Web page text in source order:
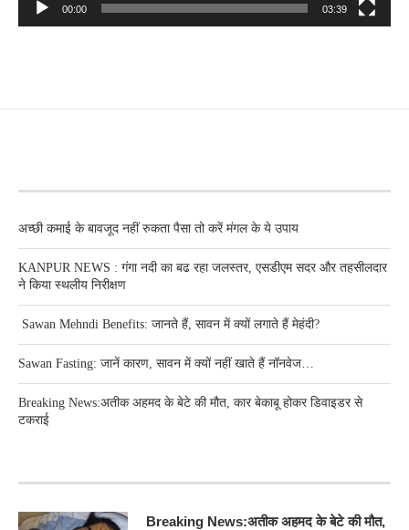
00:00 03:39
अच्छी कमाई के बावजूद नहीं रुकता पैसा तो करें मंगल के ये उपाय
KANPUR NEWS : गंगा नदी का बढ रहा जलस्तर, एसडीएम सदर और तहसीलदार
ने किया स्थलीय निरीक्षण
Sawan Mehndi Benefits: जानते हैं, सावन में क्यों लगाते हैं मेहंदी?
Sawan Fasting: जानें कारण, सावन में क्यों नहीं खाते हैं नॉनवेज…
Breaking News:अतीक अहमद के बेटे की मौत, कार बेकाबू होकर डिवाइडर से
टकराई
Breaking News:अतीक अहमद के बेटे की मौत,